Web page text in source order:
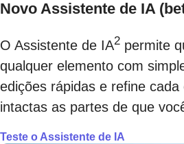
Novo Assistente de IA
O Assistente de IA2 permite
qualquer elemento com
edições rápidas e refine
intactas as partes de que
Teste o Assistente de IA